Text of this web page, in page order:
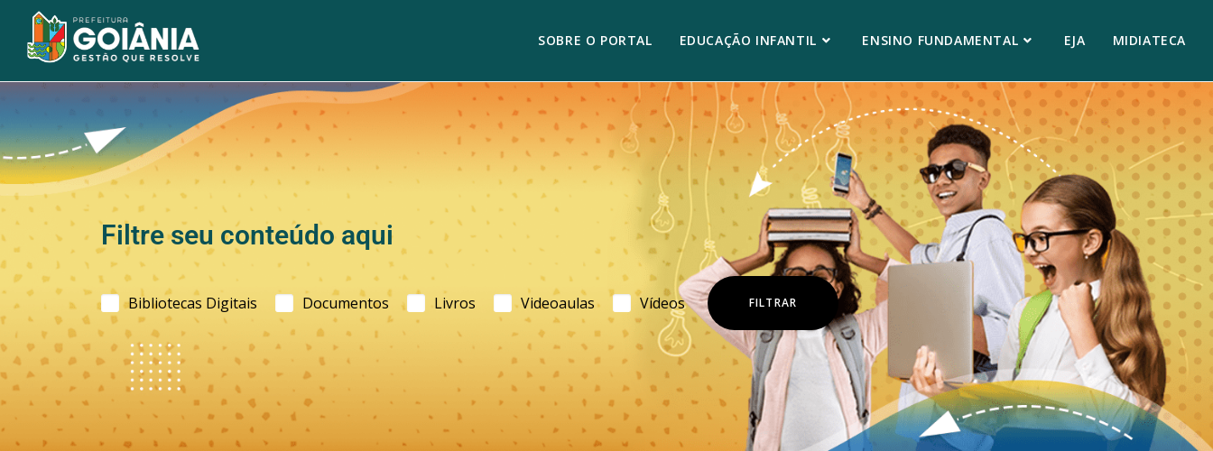
SOBRE O PORTAL EDUCAÇÃO INFANTIL ENSINO FUNDAMENTAL EJA MIDIATECA
Filtre seu conteúdo aqui
Bibliotecas Digitais Documentos Livros Videoaulas Vídeos